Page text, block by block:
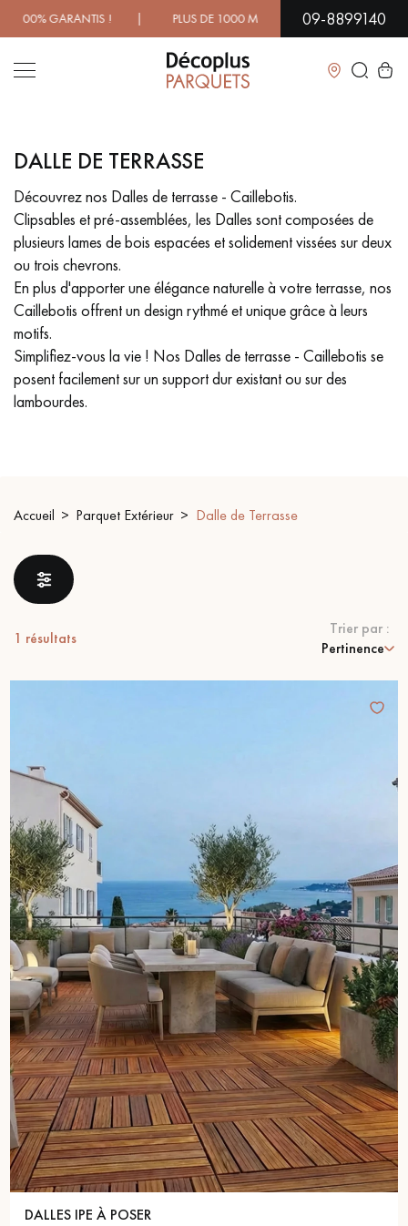
GARANTIS ! | PLUS DE 1000 MODÈLES À DÉCOUVRIR EN
09-8899140
Fermer
LES RECHERCHES LES PLUS COURANTES
PARQUET MASSIF
PARQUET CONTRECOLLÉ -
FLOTTANT
SOL PLAQUÉ BOIS VERITABLES
PARQUETS À MOTIFS
TRADITIONNELS
PARQUET EN BOIS EXOTIQUE
PARQUET HUILÉ PARQUET EN BOIS BRUT
ACCESSOIRES PARQUET
Nos experts sont à votre disposition pour vous guider pas à
pas dans le choix et la pose de votre parquet.
Un expert Décoplus Parquets vous appelle
Demandez un rendez-vous personnalisé
Obtenez un devis gratuit !
DALLE DE TERRASSE
Découvrez nos Dalles de terrasse - Caillebotis.
Clipsables et pré-assemblées, les Dalles sont composées de
plusieurs lames de bois espacées et solidement vissées sur deux
ou trois chevrons.
En plus d'apporter une élégance naturelle à votre terrasse, nos
Caillebotis offrent un design rythmé et unique grâce à leurs
motifs.
Simplifiez-vous la vie ! Nos Dalles de terrasse - Caillebotis se
posent facilement sur un support dur existant ou sur des
lambourdes.
Accueil Parquet Extérieur Dalle de Terrasse
1 résultats
Trier par :
Pertinence
DALLES IPE À POSER